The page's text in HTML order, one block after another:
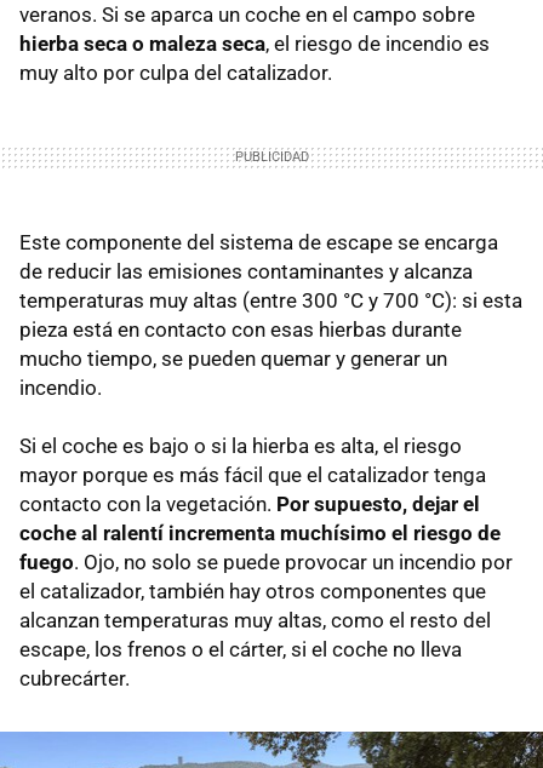
veranos. Si se aparca un coche en el campo sobre
hierba seca o maleza seca, el riesgo de incendio es
muy alto por culpa del catalizador.
Este componente del sistema de escape se encarga
de reducir las emisiones contaminantes y alcanza
temperaturas muy altas (entre 300 °C y 700 °C): si esta
pieza está en contacto con esas hierbas durante
mucho tiempo, se pueden quemar y generar un
incendio.
Si el coche es bajo o si la hierba es alta, el riesgo
mayor porque es más fácil que el catalizador tenga
contacto con la vegetación. Por supuesto, dejar el
coche al ralentí incrementa muchísimo el riesgo de
fuego. Ojo, no solo se puede provocar un incendio por
el catalizador, también hay otros componentes que
alcanzan temperaturas muy altas, como el resto del
escape, los frenos o el cárter, si el coche no lleva
cubrecárter.